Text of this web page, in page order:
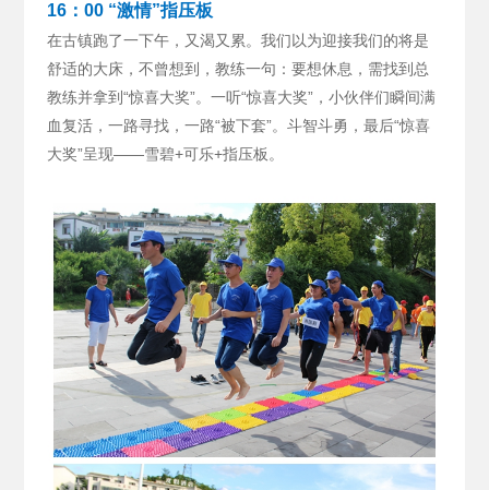
16：00 “激情”指压板
在古镇跑了一下午，又渴又累。我们以为迎接我们的将是
舒适的大床，不曾想到，教练一句：要想休息，需找到总
教练并拿到“惊喜大奖”。 一听“惊喜大奖”，小伙伴们瞬间满
血复活，一路寻找，一路“被下套”。斗智斗勇，最后“惊喜
大奖”呈现——雪碧+可乐+指压板。